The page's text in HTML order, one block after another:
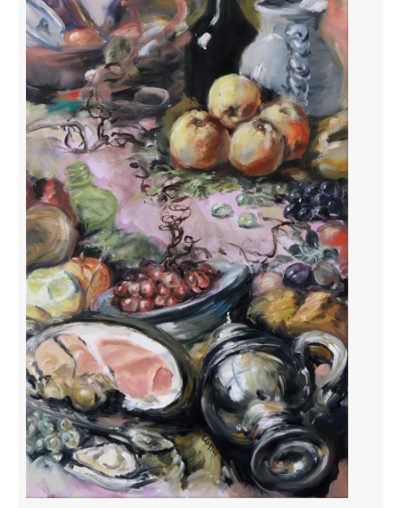
Artistes
Éditions
Area revue)s(
Area antic
Blog
À propos
Contactez-nous